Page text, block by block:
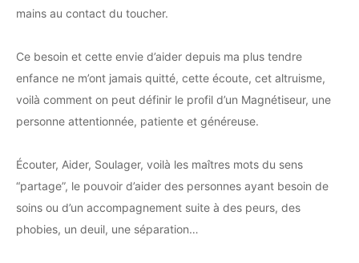
mains au contact du toucher.
Ce besoin et cette envie d’aider depuis ma plus tendre
enfance ne m’ont jamais quitté, cette écoute, cet altruisme,
voilà comment on peut définir le profil d’un Magnétiseur, une
personne attentionnée, patiente et généreuse.
Écouter, Aider, Soulager, voilà les maîtres mots du sens
“partage”, le pouvoir d’aider des personnes ayant besoin de
soins ou d’un accompagnement suite à des peurs, des
phobies, un deuil, une séparation…